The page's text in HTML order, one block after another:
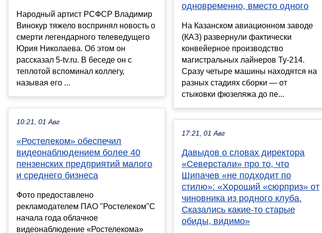
Народный артист РСФСР Владимир
Винокур тяжело воспринял новость о
смерти легендарного телеведущего
Юрия Николаева. Об этом он
рассказал 5-tv.ru. В беседе он с
теплотой вспоминал коллегу,
называя его ...
10:21, 01 Авг
«Ростелеком» обеспечил
видеонаблюдением более 40
пензенских предприятий малого
и среднего бизнеса
Фото предоставлено
рекламодателем ПАО "Ростелеком"С
начала года облачное
видеонаблюдение «Ростелекома»
одновременно, вместо одного
На Казанском авиационном заводе
(КАЗ) развернули фактически
конвейерное производство
магистральных лайнеров Ту-214.
Сразу четыре машины находятся на
разных стадиях сборки — от
стыковки фюзеляжа до пе...
17:21, 01 Авг
Давыдов о словах директора
«Северстали» про то, что
Шипачев «не подходит по
стилю»: «Хороший «сюрприз» от
чиновника из родного клуба.
Сказались какие-то старые
обиды, видимо»